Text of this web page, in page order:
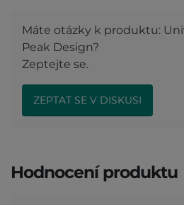
Máte otázky k produktu:
Peak Design?
Zeptejte se.
ZEPTAT SE V DISKUSI
Hodnocení produktu